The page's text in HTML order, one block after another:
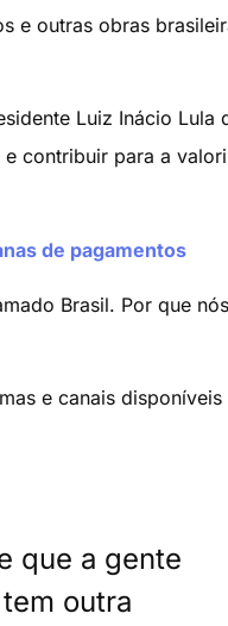
e outras obras
Luiz Inácio Lula
contribuir para a
de pagamentos
Brasil. Por que nós
e canais disponíveis
que a gente
outra